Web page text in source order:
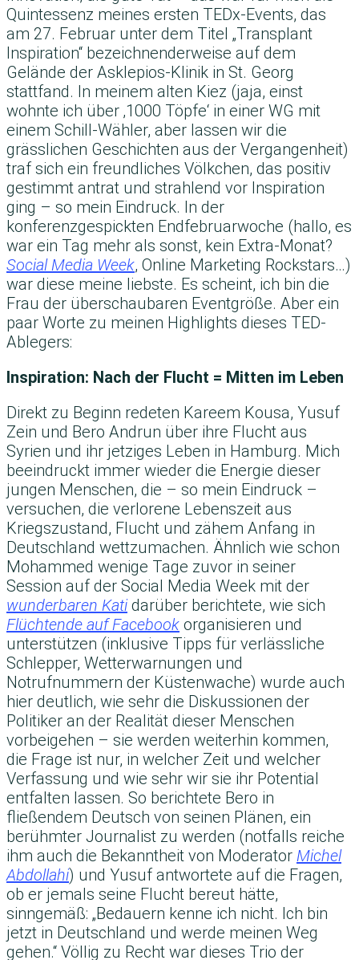
Quintessenz meines ersten TEDx-Events, das
am 27. Februar unter dem Titel „Transplant
Inspiration“ bezeichnenderweise auf dem
Gelände der Asklepios-Klinik in St. Georg
stattfand. In meinem alten Kiez (jaja, einst
wohnte ich über ‚1000 Töpfe‘ in einer WG mit
einem Schill-Wähler, aber lassen wir die
grässlichen Geschichten aus der Vergangenheit)
traf sich ein freundliches Völkchen, das positiv
gestimmt antrat und strahlend vor Inspiration
ging – so mein Eindruck. In der
konferenzgespickten Endfebruarwoche (hallo, es
war ein Tag mehr als sonst, kein Extra-Monat?
Social Media Week, Online Marketing Rockstars…)
war diese meine liebste. Es scheint, ich bin die
Frau der überschaubaren Eventgröße. Aber ein
paar Worte zu meinen Highlights dieses TED-
Ablegers:
Inspiration: Nach der Flucht = Mitten im Leben
Direkt zu Beginn redeten Kareem Kousa, Yusuf
Zein und Bero Andrun über ihre Flucht aus
Syrien und ihr jetziges Leben in Hamburg. Mich
beeindruckt immer wieder die Energie dieser
jungen Menschen, die – so mein Eindruck –
versuchen, die verlorene Lebenszeit aus
Kriegszustand, Flucht und zähem Anfang in
Deutschland wettzumachen. Ähnlich wie schon
Mohammed wenige Tage zuvor in seiner
Session auf der Social Media Week mit der
wunderbaren Katidarüber berichtete, wie sich
Flüchtende auf Facebook organisieren und
unterstützen (inklusive Tipps für verlässliche
Schlepper, Wetterwarnungen und
Notrufnummern der Küstenwache) wurde auch
hier deutlich, wie sehr die Diskussionen der
Politiker an der Realität dieser Menschen
vorbeigehen – sie werden weiterhin kommen,
die Frage ist nur, in welcher Zeit und welcher
Verfassung und wie sehr wir sie ihr Potential
entfalten lassen. So berichtete Bero in
fließendem Deutsch von seinen Plänen, ein
berühmter Journalist zu werden (notfalls reiche
ihm auch die Bekanntheit von Moderator Michel
Abdollahi) und Yusuf antwortete auf die Fragen,
ob er jemals seine Flucht bereut hätte,
sinngemäß: „Bedauern kenne ich nicht. Ich bin
jetzt in Deutschland und werde meinen Weg
gehen.“ Völlig zu Recht war dieses Trio der